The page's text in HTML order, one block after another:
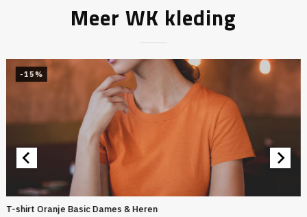
Meer WK kleding
-15%
T-shirt Oranje Basic Dames & Heren